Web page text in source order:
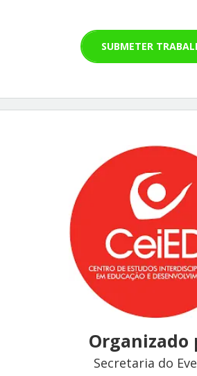
SUBMETER
Organizado
Secretaria do